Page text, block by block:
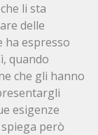
li sta
delle
ha espresso
quando
che gli hanno
esigenze
però